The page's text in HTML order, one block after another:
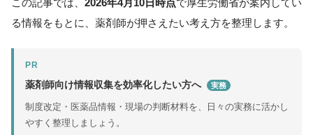
この記事では、 2026年4月10日時点で厚生労働省が案内してい
る情報をもとに、薬剤師が押さえたい考え方を整理します。
PR
薬剤師向け情報収集を効率化したい方へ 実務
制度改定・医薬品情報・現場の判断材料を、日々の実務に活かし
やすく整理しましょう。